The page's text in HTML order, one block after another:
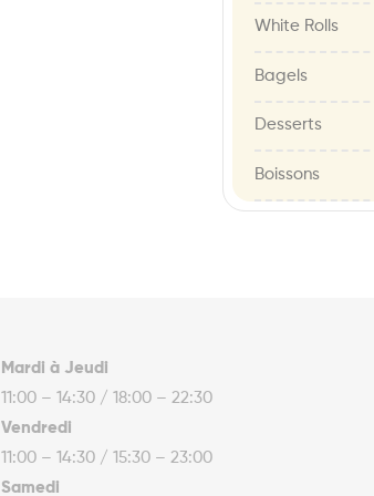
White Rolls
Bagels
Desserts
Boissons
Mardi à Jeudi
11:00 – 14:30 / 18:00 – 22:30
Vendredi
11:00 – 14:30 / 15:30 – 23:00
Samedi